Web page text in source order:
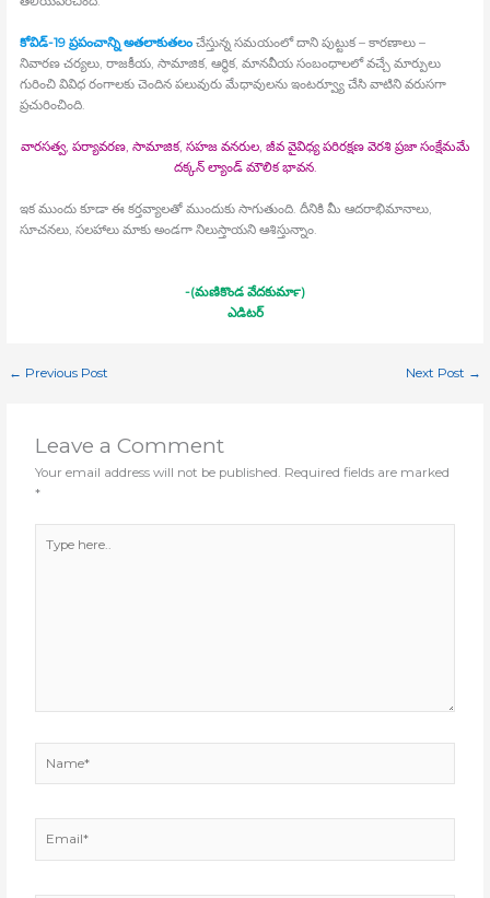
కోవిడ్‍-19 ప్రపంచాన్ని అతలాకుతలంచేస్తున్న సమయంలో దాని పుట్టుక – కారణాలు –
నివారణ చర్యలు, రాజకీయ, సామాజిక, ఆర్థిక, మానవీయ సంబంధాలలో వచ్చే మార్పులు
గురించి వివిధ రంగాలకు చెందిన పలువురు మేధావులను ఇంటర్వ్యూ చేసి వాటిని వరుసగా
ప్రచురించింది.
వారసత్వ, పర్యావరణ, సామాజిక, సహజ వనరుల, జీవ వైవిధ్య పరిరక్షణ వెరశి ప్రజా సంక్షేమమే
దక్కన్‍ ల్యాండ్‍ మౌలిక భావన.
ఇక ముందు కూడా ఈ కర్తవ్యాలతో ముందుకు సాగుతుంది. దీనికి మీ ఆదరాభిమానాలు,
సూచనలు, సలహాలు మాకు అండగా నిలుస్తాయని ఆశిస్తున్నాం.
-(మణికొండ వేదకుమార్‍)
ఎడిటర్
← Previous Post Next Post →
Leave a Comment
Your email address will not be published. Required fields are marked
*
here..